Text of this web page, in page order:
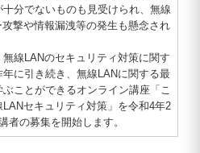
分でないものも見受けられ、無線
撃や情報漏洩等の発生も懸念され
線LANのセキュリティ対策に関す
に引き続き、無線LANに関する最
ことができるオンライン講座「こ
セキュリティ対策」を令和4年2
者の募集を開始します。